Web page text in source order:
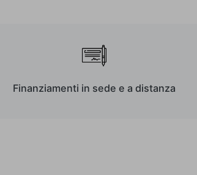
Finanziamenti in sede e a distanza